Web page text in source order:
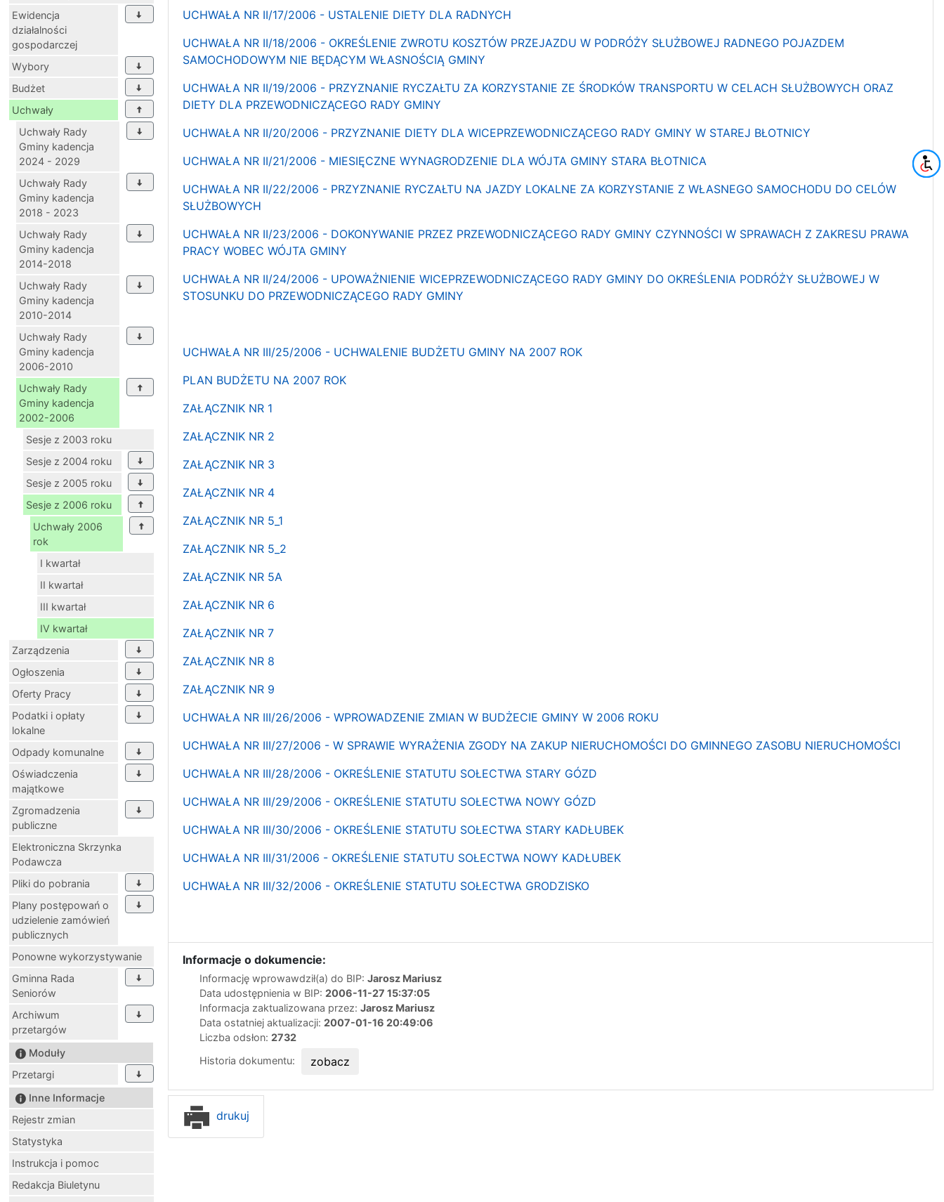
Ewidencja
działalności
gospodarczej
Wybory
Budżet
Uchwały
Uchwały Rady
Gminy kadencja
2024 - 2029
Uchwały Rady
Gminy kadencja
2018 - 2023
Uchwały Rady
Gminy kadencja
2014-2018
Uchwały Rady
Gminy kadencja
2010-2014
Uchwały Rady
Gminy kadencja
2006-2010
Uchwały Rady
Gminy kadencja
2002-2006
Sesje z 2003 roku
Sesje z 2004 roku
Sesje z 2005 roku
Sesje z 2006 roku
Uchwały 2006
rok
I kwartał
II kwartał
III kwartał
IV kwartał
Zarządzenia
Ogłoszenia
Oferty Pracy
Podatki i opłaty
lokalne
Odpady komunalne
Oświadczenia
majątkowe
Zgromadzenia
publiczne
Elektroniczna Skrzynka
Podawcza
Pliki do pobrania
Plany postępowań o
udzielenie zamówień
publicznych
Ponowne wykorzystywanie
Gminna Rada
Seniorów
Archiwum
przetargów
Moduły
Przetargi
Inne Informacje
Rejestr zmian
Statystyka
Instrukcja i pomoc
Redakcja Biuletynu
UCHWAŁA NR II/17/2006 - USTALENIE DIETY DLA RADNYCH
UCHWAŁA NR II/18/2006 - OKREŚLENIE ZWROTU KOSZTÓW PRZEJAZDU W PODRÓŻY SŁUŻBOWEJ RADNEGO POJAZDEM
SAMOCHODOWYM NIE BĘDĄCYM WŁASNOŚCIĄ GMINY
UCHWAŁA NR II/19/2006 - PRZYZNANIE RYCZAŁTU ZA KORZYSTANIE ZE ŚRODKÓW TRANSPORTU W CELACH SŁUŻBOWYCH ORAZ
DIETY DLA PRZEWODNICZĄCEGO RADY GMINY
UCHWAŁA NR II/20/2006 - PRZYZNANIE DIETY DLA WICEPRZEWODNICZĄCEGO RADY GMINY W STAREJ BŁOTNICY
UCHWAŁA NR II/21/2006 - MIESIĘCZNE WYNAGRODZENIE DLA WÓJTA GMINY STARA BŁOTNICA
UCHWAŁA NR II/22/2006 - PRZYZNANIE RYCZAŁTU NA JAZDY LOKALNE ZA KORZYSTANIE Z WŁASNEGO SAMOCHODU DO CELÓW
SŁUŻBOWYCH
UCHWAŁA NR II/23/2006 - DOKONYWANIE PRZEZ PRZEWODNICZĄCEGO RADY GMINY CZYNNOŚCI W SPRAWACH Z ZAKRESU PRAWA
PRACY WOBEC WÓJTA GMINY
UCHWAŁA NR II/24/2006 - UPOWAŻNIENIE WICEPRZEWODNICZĄCEGO RADY GMINY DO OKREŚLENIA PODRÓŻY SŁUŻBOWEJ W
STOSUNKU DO PRZEWODNICZĄCEGO RADY GMINY
UCHWAŁA NR III/25/2006 - UCHWALENIE BUDŻETU GMINY NA 2007 ROK
PLAN BUDŻETU NA 2007 ROK
ZAŁĄCZNIK NR 1
ZAŁĄCZNIK NR 2
ZAŁĄCZNIK NR 3
ZAŁĄCZNIK NR 4
ZAŁĄCZNIK NR 5_1
ZAŁĄCZNIK NR 5_2
ZAŁĄCZNIK NR 5A
ZAŁĄCZNIK NR 6
ZAŁĄCZNIK NR 7
ZAŁĄCZNIK NR 8
ZAŁĄCZNIK NR 9
UCHWAŁA NR III/26/2006 - WPROWADZENIE ZMIAN W BUDŻECIE GMINY W 2006 ROKU
UCHWAŁA NR III/27/2006 - W SPRAWIE WYRAŻENIA ZGODY NA ZAKUP NIERUCHOMOŚCI DO GMINNEGO ZASOBU NIERUCHOMOŚCI
UCHWAŁA NR III/28/2006 - OKREŚLENIE STATUTU SOŁECTWA STARY GÓZD
UCHWAŁA NR III/29/2006 - OKREŚLENIE STATUTU SOŁECTWA NOWY GÓZD
UCHWAŁA NR III/30/2006 - OKREŚLENIE STATUTU SOŁECTWA STARY KADŁUBEK
UCHWAŁA NR III/31/2006 - OKREŚLENIE STATUTU SOŁECTWA NOWY KADŁUBEK
UCHWAŁA NR III/32/2006 - OKREŚLENIE STATUTU SOŁECTWA GRODZISKO
Informacje o dokumencie:
Informację wprowawdził(a) do BIP: Jarosz Mariusz
Data udostępnienia w BIP: 2006-11-27 15:37:05
Informacja zaktualizowana przez: Jarosz Mariusz
Data ostatniej aktualizacji: 2007-01-16 20:49:06
Liczba odsłon: 2732
Historia dokumentu:
zobacz
drukuj